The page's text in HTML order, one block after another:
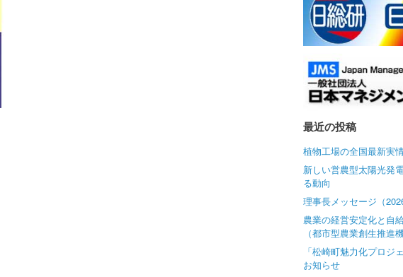
最近の投稿
植物工場の全国最新実
新しい営農型太陽光発
る動向
理事長メッセージ（
農業の経営安定化と自
（都市型農業創生推進
「松崎町魅力化プロジ
お知らせ